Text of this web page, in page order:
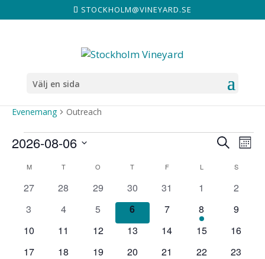
STOCKHOLM@VINEYARD.SE
Välj en sida
OUTREACH
Evenemang Outreach
EVENEMANG
AND
Sök
2026-08-06
Välj
datum.
KALENDER
AV
EVENEMANG
MMÅNDAG TTISDAG O T TORSDAGFFREDAG L S
0
27
0
28
0
evenemang
29
0
evenemang
30
0
31
0
1
0
2
0
3
0
4
0
evenemang
5
0
evenemang
6
0
evenemang
7
1
evenemang
8
0
9
0
10
0
11
0
12
0
13
0
14
0
15
0
16
0
17
0
18
0
19
0
20
0
21
0
22
0
23